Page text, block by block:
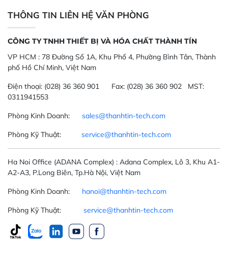
THÔNG TIN LIÊN HỆ VĂN PHÒNG
CÔNG TY TNHH THIẾT BỊ VÀ HÓA CHẤT THÀNH TÍN
VP HCM : 78 Đường Số 1A, Khu Phố 4, Phường Bình Tân, Thành
phố Hồ Chí Minh, Việt Nam
Điện thoại: (028) 36 360 901 Fax: (028) 36 360 902 MST:
0311941553
Phòng Kinh Doanh: sales@thanhtin-tech.com
Phòng Kỹ Thuật: service@thanhtin-tech.com
Ha Noi Office (ADANA Complex) : Adana Complex, Lô 3, Khu A1-
A2-A3, P.Long Biên, Tp.Hà Nội, Việt Nam
Phòng Kinh Doanh: hanoi@thanhtin-tech.com
Phòng Kỹ Thuật: service@thanhtin-tech.com